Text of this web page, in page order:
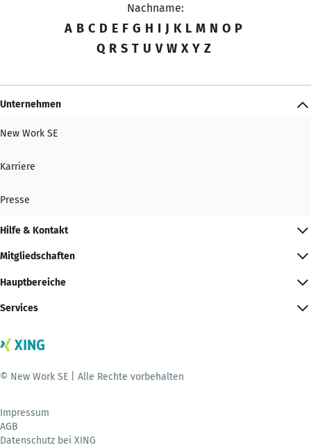
Nachname:
A B C D E F G H I J K L M N O P
Q R S T U V W X Y Z
Unternehmen
New Work SE
Karriere
Presse
Hilfe & Kontakt
Mitgliedschaften
Hauptbereiche
Services
© New Work SE | Alle Rechte vorbehalten
Impressum
AGB
Datenschutz bei XING